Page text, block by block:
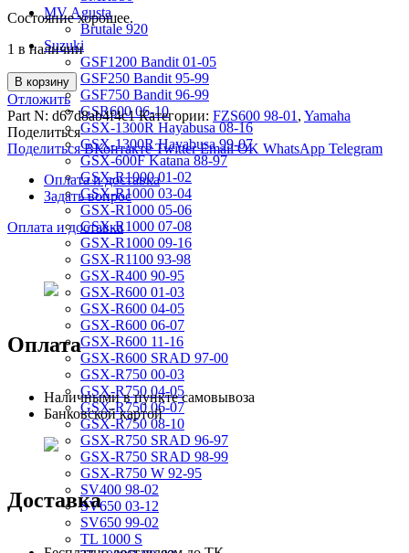
MV Agusta
Brutale 920
Suzuki
GSF1200 Bandit 01-05
GSF250 Bandit 95-99
GSF750 Bandit 96-99
GSR600 06-10
GSX-1300R Hayabusa 08-16
GSX-1300R Hayabusa 99-07
GSX-600F Katana 88-97
GSX-R1000 01-02
GSX-R1000 03-04
GSX-R1000 05-06
GSX-R1000 07-08
GSX-R1000 09-16
GSX-R1100 93-98
GSX-R400 90-95
GSX-R600 01-03
GSX-R600 04-05
GSX-R600 06-07
GSX-R600 11-16
GSX-R600 SRAD 97-00
GSX-R750 00-03
GSX-R750 04-05
GSX-R750 06-07
GSX-R750 08-10
GSX-R750 SRAD 96-97
GSX-R750 SRAD 98-99
GSX-R750 W 92-95
SV400 98-02
SV650 03-12
SV650 99-02
TL 1000 S
Состояние хорошее.
1 в наличии
В корзину
Отложить
Part N: d67d8ab4f4c1 Категории: FZS600 98-01 , Yamaha
Поделиться
Поделиться ВКонтакте Twitter Email OK WhatsApp Telegram
Оплата и доставка
Задать вопрос
Оплата и доставка
Оплата
Наличными в пункте самовывоза
Банковской картой
Доставка